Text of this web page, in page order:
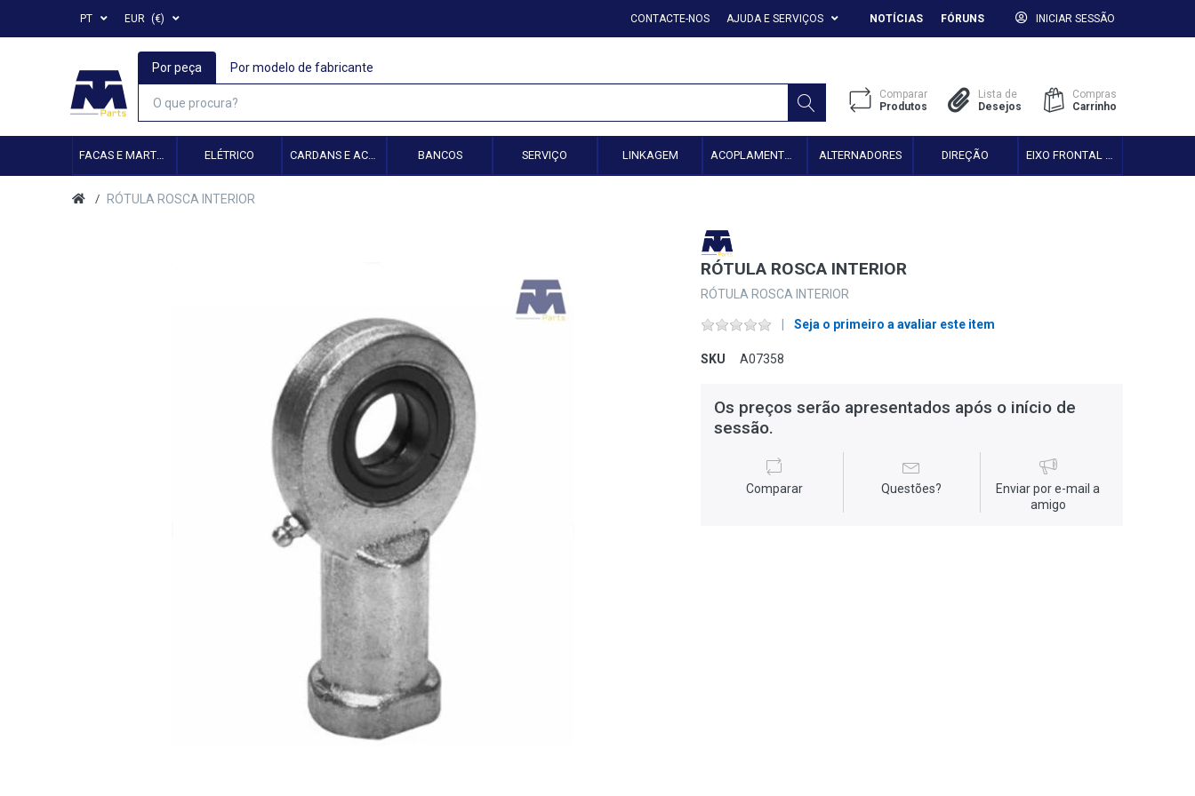
PT EUR (€) CONTACTE-NOS AJUDA E SERVIÇOS NOTÍCIAS FÓRUNS INICIAR SESSÃO
Por peça Por modelo de fabricante
Comparar
Produtos
Lista de
Desejos
Compras
Carrinho
ELÉTRICO CARDANS E ACESSÓRIOS BANCOS SERVIÇO LINKAGEM ACOPLAMENTO HIDRÁULICO ALTERNADORES DIREÇÃO
RÓTULA ROSCA INTERIOR
RÓTULA ROSCA INTERIOR
RÓTULA ROSCA INTERIOR
Seja o primeiro a avaliar este item
SKU A07358
Os preços serão apresentados após o início de
sessão.
Comparar Questões?
Enviar por e-mail a
amigo